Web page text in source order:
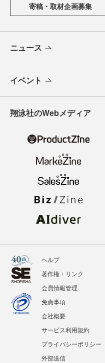
寄稿・取材企画募集
ニュース
イベント
翔泳社のWebメディア
ヘルプ
著作権・リンク
会員情報管理
免責事項
会社概要
サービス利用規約
プライバシーポリシー
外部送信